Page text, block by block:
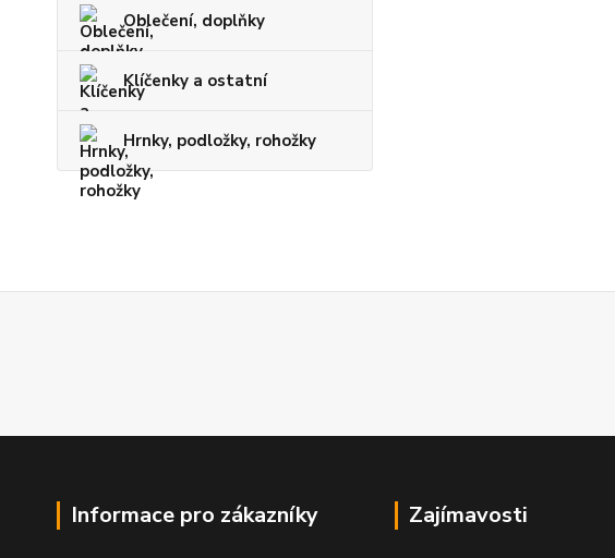
Oblečení, doplňky
Klíčenky a ostatní
Hrnky, podložky, rohožky
Informace pro zákazníky Zajímavosti